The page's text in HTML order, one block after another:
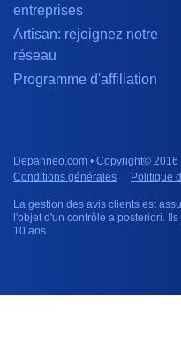
entreprises
Artisan: rejoignez notre
réseau
Programme d'affiliation
Depanneo.com • Copyright© 2016
Conditions générales
Politique
La gestion des avis clients est
l'objet d'un contrôle a posteriori.
10 ans.